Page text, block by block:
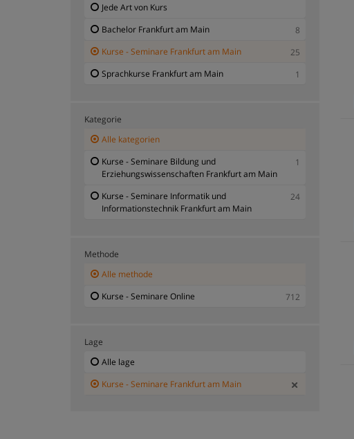
Jede Art von Kurs
Bachelor Frankfurt am Main
8
Kurse - Seminare Frankfurt am Main
25
Sprachkurse Frankfurt am Main
1
Kategorie
Alle kategorien
Kurse - Seminare Bildung und
Erziehungswissenschaften Frankfurt am Main
1
Kurse - Seminare Informatik und
Informationstechnik Frankfurt am Main
24
Methode
Alle methode
Kurse - Seminare Online
712
Lage
Alle lage
Kurse - Seminare Frankfurt am Main